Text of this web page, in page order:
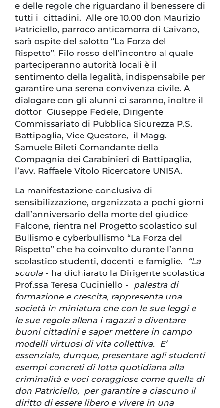
e delle regole che riguardano il benessere di
tutti i cittadini. Alle ore 10.00 don Maurizio
Patriciello, parroco anticamorra di Caivano,
sarà ospite del salotto “La Forza del
Rispetto”. Filo rosso dell’incontro al quale
parteciperanno autorità locali è il
sentimento della legalità, indispensabile per
garantire una serena convivenza civile. A
dialogare con gli alunni ci saranno, inoltre il
dottor Giuseppe Fedele, Dirigente
Commissariato di Pubblica Sicurezza P.S.
Battipaglia, Vice Questore, il Magg.
Samuele Bileti Comandante della
Compagnia dei Carabinieri di Battipaglia,
l’avv. Raffaele Vitolo Ricercatore UNISA.
La manifestazione conclusiva di
sensibilizzazione, organizzata a pochi giorni
dall’anniversario della morte del giudice
Falcone, rientra nel Progetto scolastico sul
Bullismo e cyberbullismo “La Forza del
Rispetto” che ha coinvolto durante l’anno
scolastico studenti, docenti e famiglie.
“La
scuola- ha dichiarato la Dirigente scolastica
Prof.ssa Teresa Cuciniello - palestra di
formazione e crescita, rappresenta una
società in miniatura che con le sue leggi e
le sue regole allena i ragazzi a diventare
buoni cittadini e saper mettere in campo
modelli virtuosi di vita collettiva. E’
essenziale, dunque, presentare agli studenti
esempi concreti di lotta quotidiana alla
criminalità e voci coraggiose come quella di
don Patriciello, per garantire a ciascuno il
diritto di essere libero e vivere in una